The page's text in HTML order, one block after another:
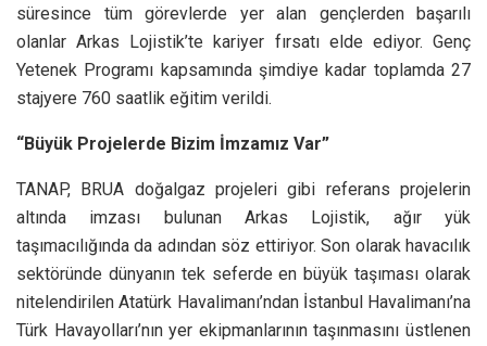
süresince tüm görevlerde yer alan gençlerden başarılı
olanlar Arkas Lojistik’te kariyer fırsatı elde ediyor. Genç
Yetenek Programı kapsamında şimdiye kadar toplamda 27
stajyere 760 saatlik eğitim verildi.
“Büyük Projelerde Bizim İmzamız Var”
TANAP, BRUA doğalgaz projeleri gibi referans projelerin
altında imzası bulunan Arkas Lojistik, ağır yük
taşımacılığında da adından söz ettiriyor. Son olarak havacılık
sektöründe dünyanın tek seferde en büyük taşıması olarak
nitelendirilen Atatürk Havalimanı’ndan İstanbul Havalimanı’na
Türk Havayolları’nın yer ekipmanlarının taşınmasını üstlenen